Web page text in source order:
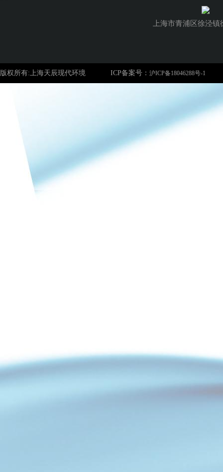
上海市青浦区徐泾
版权所有:上海天辰现代环境 ICP备案号： 沪ICP备18046288号-1